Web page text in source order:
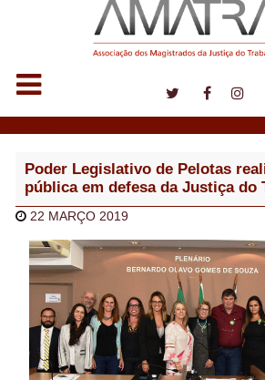
Poder Legislativo de Pelotas
pública em defesa da Justiça do
22 MARÇO 2019